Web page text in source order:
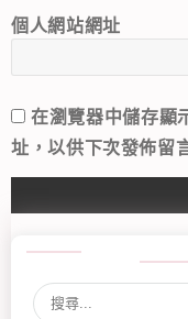
個人網站網址
在瀏覽器中儲存顯
址，以供下次發佈留